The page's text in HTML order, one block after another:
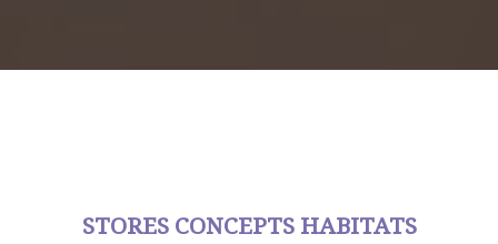
STORES CONCEPTS HABITATS